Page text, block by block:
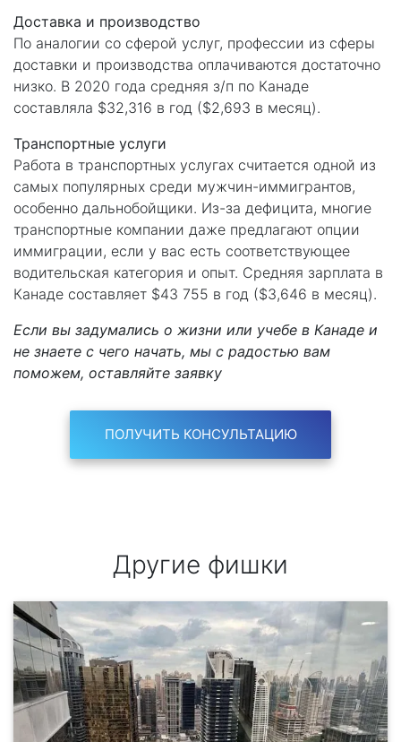
Доставка и производство
По аналогии со сферой услуг, профессии из сферы
доставки и производства оплачиваются достаточно
низко. В 2020 года средняя з/п по Канаде
составляла $32,316 в год ($2,693 в месяц).
Транспортные услуги
Работа в транспортных услугах считается одной из
самых популярных среди мужчин-иммигрантов,
особенно дальнобойщики. Из-за дефицита, многие
транспортные компании даже предлагают опции
иммиграции, если у вас есть соответствующее
водительская категория и опыт. Средняя зарплата в
Канаде составляет $43 755 в год ($3,646 в месяц).
Если вы задумались о жизни или учебе в Канаде и
не знаете с чего начать, мы с радостью вам
поможем, оставляйте заявку
ПОЛУЧИТЬ КОНСУЛЬТАЦИЮ
Другие фишки